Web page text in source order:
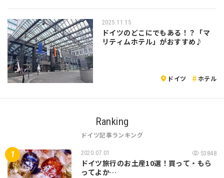
2025.11.15
ドイツのどこにでもある！？「マ
リティムホテル」がおすすめ♪
ドイツ ホテル
Ranking
ドイツ記事ランキング
2020.07.01 53848
ドイツ旅行のお土産10選！買って・もら
ってよか…